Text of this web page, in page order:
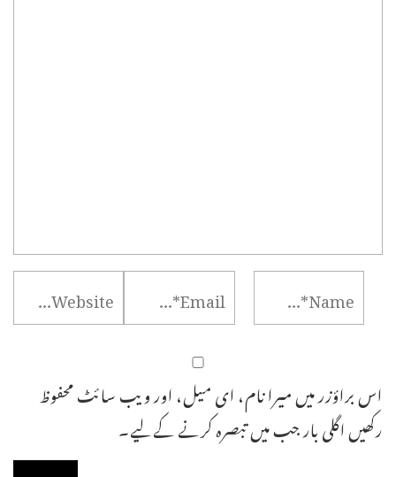
اس براؤزر میں میرا نام، ای میل، اور ویب سائٹ محفوظ
رکھیں اگلی بار جب میں تبصرہ کرنے کےلیے۔